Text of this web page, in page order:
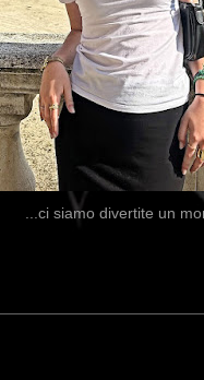
...ci siamo divertite un
...dai non perdere tempo,